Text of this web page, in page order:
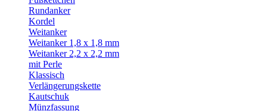
Rundanker
Kordel
Weitanker
Weitanker 1,8 x 1,8 mm
Weitanker 2,2 x 2,2 mm
mit Perle
Klassisch
Verlängerungskette
Kautschuk
Münzfassung